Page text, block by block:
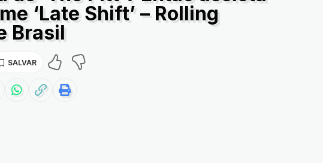
‘Late Shift’ – Rolling
Brasil